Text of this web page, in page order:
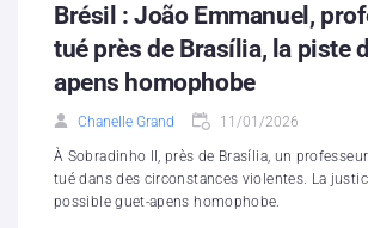
Brésil : João Emmanuel,
tué près de Brasília, la piste
apens homophobe
Chanelle Grand 11/01/2026
À Sobradinho II, près de Brasília, un
tué dans des circonstances violentes. La
possible guet-apens homophobe.